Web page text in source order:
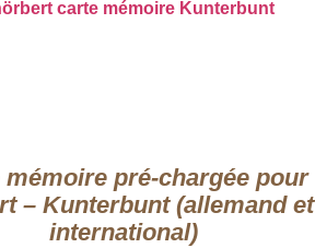
mémoire pré-chargée pour
– Kunterbunt (allemand et
international)